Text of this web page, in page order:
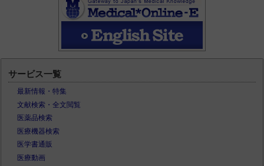
サービス一覧
最新情報・特集
文献検索・全文閲覧
医薬品検索
医療機器検索
医学書通販
医療動画